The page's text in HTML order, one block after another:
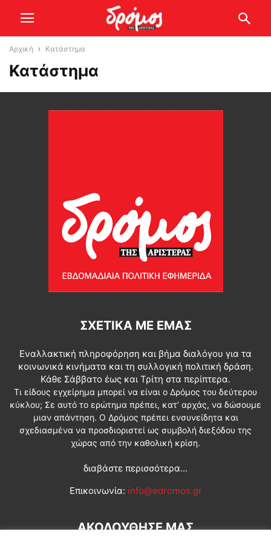
Αρχική Κατάστημα
Κατάστημα
ΣΧΕΤΙΚΆ ΜΕ ΕΜΆΣ
Εναλλακτική πληροφόρηση και βήμα διαλόγου για τα
κοινωνικά κινήματα και τη συλλογική πολιτική δράση.
Κάθε Σάββατο έως και Τρίτη στα περίπτερα.
Τι είδους εγχείρημα μπορεί να είναι ο Δρόμος του δεύτερου
κύκλου; Σε αυτό το ερώτημα πρέπει, κατ’ αρχάς, να δώσουμε
μιαν απάντηση. Ο Δρόμος πρέπει ενσυνείδητα και
σχεδιασμένα να προσδιοριστεί ως συμβολή διεξόδου της
χώρας από την καθολική κρίση.
διαβάστε περισσότερα...
Επικοινωνία: info@edromos.gr
ΑΚΟΛΟΥΘΗΣΕ ΜΑΣ